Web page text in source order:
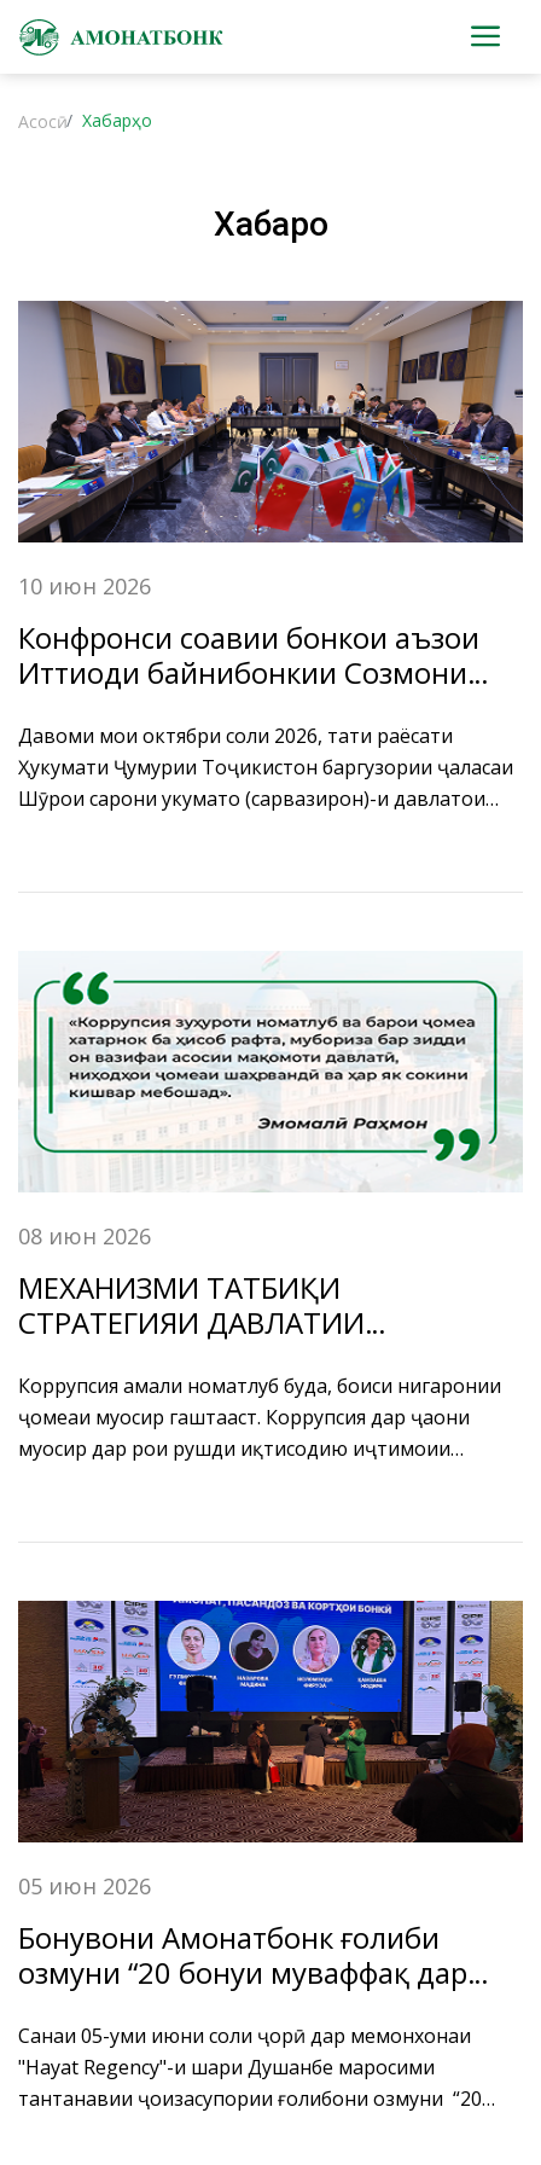
Асосӣ Хабарҳо
Хабарҳо
10 июн 2026
Конфронси соҳавии бонкҳои аъзои
Иттиҳоди байнибонкии Созмони
мавзӯи «Зеҳни сунъӣ,
рақамикунонии хизматрасониҳо,
пешгирии хавфҳо ва иқтисоди сабз
Давоми моҳи октябри соли 2026, таҳти раёсати
Ҳукумати Ҷумҳурии Тоҷикистон баргузории ҷаласаи
Шӯрои сарони ҳукуматҳо (сарвазирон)-и давлатҳои
08 июн 2026
МЕХАНИЗМИ ТАТБИҚИ
СТРАТЕГИЯИ ДАВЛАТИИ
САМТИ ФАЪОЛИЯТИ БОНКИИ
ҶУМҲУРИИ ТОҶИКИСТОН
Коррупсия амали номатлуб буда, боиси нигаронии
ҷомеаи муосир гаштааст. Коррупсия дар ҷаҳони
муосир дар роҳи рушди иқтисодию иҷтимоии
соҳаҳои мухталифи ҷомеа монеаҳои ҷиддиро ба вуҷуд
мамлакатҳои абарқудрату пешрафтаи дунё аз афзун
гардидани чунин амали номатлуб изҳори нигаронӣ
менамоянд.
05 июн 2026
Бонувони Амонатбонк ғолиби
озмуни “20 бонуи муваффақ дар
дониста шуданд.
Санаи 05-уми июни соли ҷорӣ дар меҳмонхонаи
"Hayat Regency"-и шаҳри Душанбе маросими
тантанавии ҷоизасупории ғолибони озмуни “20